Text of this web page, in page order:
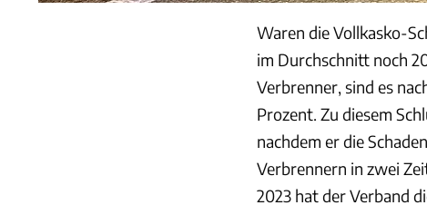
Waren die Vollkasko-
im Durchschnitt noch
Verbrenner, sind es
Prozent. Zu diesem
nachdem er die
Verbrennern in zwei
2023 hat der Verband